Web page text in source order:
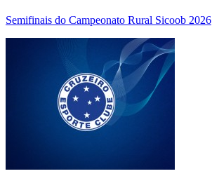
Semifinais do Campeonato Rural Sicoob 2026